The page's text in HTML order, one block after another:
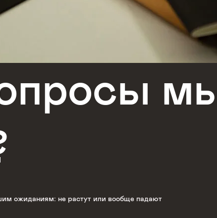
ожиданиям: не растут или вообще падают